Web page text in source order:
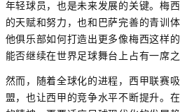
年轻球员，也是未来发展的关键。梅
的天赋和努力，也和巴萨完善的青训
他俱乐部如何打造出更多像梅西这样
能否继续在世界足球舞台上占有一席之
然而，随着全球化的进程，西甲联赛
盟，也让西甲的竞争水平不断提升。